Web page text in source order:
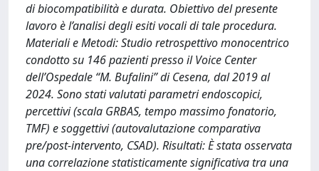
di biocompatibilità e durata. Obiettivo del presente
lavoro è l’analisi degli esiti vocali di tale procedura.
Materiali e Metodi: Studio retrospettivo monocentrico
condotto su 146 pazienti presso il Voice Center
dell’Ospedale “M. Bufalini” di Cesena, dal 2019 al
2024. Sono stati valutati parametri endoscopici,
percettivi (scala GRBAS, tempo massimo fonatorio,
TMF) e soggettivi (autovalutazione comparativa
pre/post-intervento, CSAD). Risultati: È stata osservata
una correlazione statisticamente significativa tra una